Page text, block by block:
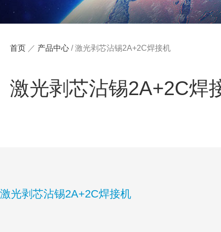
首页 ／ 产品中心 /激光剥芯沾锡2A+2C焊接机
激光剥芯沾锡2A+2C焊
激光剥芯沾锡2A+2C焊接机